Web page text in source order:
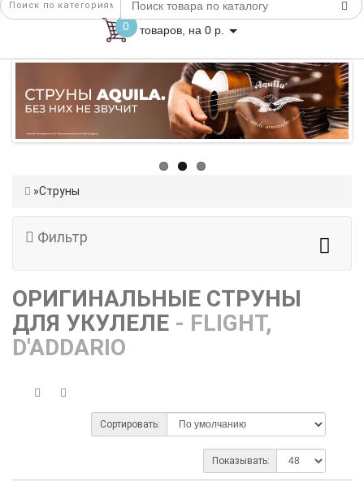
0 товаров, на 0 р.
Струны
Фильтр
ОРИГИНАЛЬНЫЕ СТРУНЫ
ДЛЯ УКУЛЕЛЕ - FLIGHT,
D'ADDARIO
Сортировать:
Показывать: